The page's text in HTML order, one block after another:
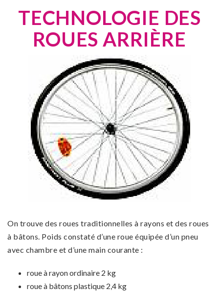
TECHNOLOGIE DES
ROUES ARRIÈRE
On trouve des roues traditionnelles à rayons et des roues
à bâtons. Poids constaté d’une roue équipée d’un pneu
avec chambre et d’une main courante :
roue à rayon ordinaire 2 kg
roue à bâtons plastique 2,4 kg